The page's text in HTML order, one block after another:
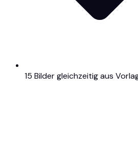
15 Bilder gleichzeitig aus